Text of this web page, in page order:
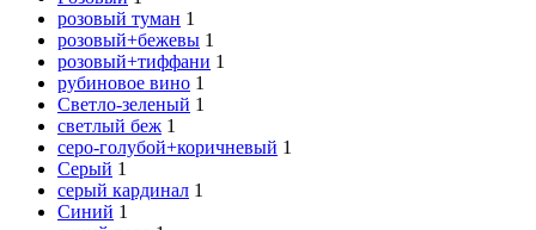
розовый туман 1
розовый+бежевы 1
розовый+тиффани 1
рубиновое вино 1
Светло-зеленый 1
светлый беж 1
серо-голубой+коричневый 1
Серый 1
серый кардинал 1
Синий 1